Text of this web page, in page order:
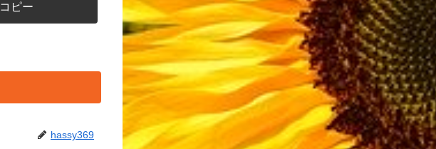
コピー
hassy369